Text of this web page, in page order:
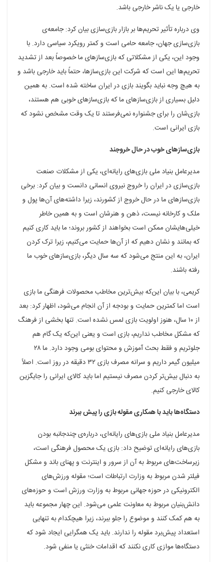
خارجی یا یک ناشر خارجی باشد.
وی درباره تأثیر تحریم‌ها بر بازار بازی‌سازی بیان کرد: جامعه‌ی
بازی‌سازی جهان، جامعه حامی است و کمتر رویکرد سیاسی دارد. با
وجود این، یکی از مشکلاتی که بازی‌سازهای ما خصوصاً بعد از تشدید
تحریم‌ها این است که شرکت این بازی‌سازها، حتماً باید خارجی باشد و
به هیچ وجه نباید بگویند بازی در ایران ساخته شده است. به همین
دلیل بسیاری از بازی‌سازهای ما که بازی‌سازهای خوبی هم هستند،
بازی‌شان را برای جشنواره نمی‌فرستند تا یک وقت مشخص نشود که
بازی ایرانی است.
بازی‌سازهای خوب در حال خروجند
مدیرعامل بنیاد ملی بازی‌های رایانه‌ای، یکی از مشکلات صنعت
بازی‌سازی در ایران را خروج نیروی انسانی دانست و بیان کرد: برخی
بازی‌سازهای ما در حال خروج از کشورند، زیرا داشته‌های آن‌ها پول و
ملک و کارخانه نیست، ذهن و هنرشان است و به همین خاطر
خیلی‌هایشان ممکن است بخواهند از کشور بروند؛ ما باید کاری کنیم
که بمانند و نشان دهیم که از آن‌ها حمایت می‌کنیم، زیرا ترک کردن
ایران، به این منتج می‌شود که سه سال دیگر، بازی‌سازهای خوب ما
رفته باشند.
کریمی، با بیان این‌که بیش‌ترین مخاطب محصولات فرهنگی ما بازی
است اما کمترین حمایت و بودجه از آن انجام می‌شود، اظهار کرد: بعد
از ۱۰ سال، هنوز اولویت بازی لمس نشده است. تنها بخشی از فرهنگ
که مشکل مخاطب نداریم، بازی است و یعنی این‌که یک گام هم
جلوتریم و فقط بحث آموزش و محتوای بومی وجود دارد. ما ۲۸
میلیون گیمر داریم و سرانه مصرف بازی ۳۲ دقیقه در روز است. اصلاً
به دنبال بیش‌تر کردن مصرف نیستیم اما باید کالای ایرانی را جایگزین
کالای خارجی کنیم.
دستگاه‌ها باید با همکاری مقوله بازی را پیش ببرند
مدیرعامل بنیاد ملی بازی‌های رایانه‌ای، درباره‌ی چندجانبه بودن
بازی‌های رایانه‌ای توضیح داد: بازی یک محصول فرهنگی است،
زیرساخت‌های مربوط به آن از سرور و اینترنت و پهنای باند و مشکل
فیلتر شدن مربوط به وزارت ارتباطات است؛ مقوله ورزش‌های
الکترونیکی در حوزه جهانی مربوط به وزارت ورزش است و حوزه‌های
دانش‌بنیان مربوط به معاونت علمی می‌شود. این چهار مجموعه باید
به هم کمک کنند و موضوع را جلو ببرند، زیرا هیچکدام به تنهایی
استعداد پیش‌برد مقوله را ندارند. باید یک همگرایی ایجاد شود که
دستگاه‌ها موازی کاری نکنند که اقدامات خنثی یا منفی شود.